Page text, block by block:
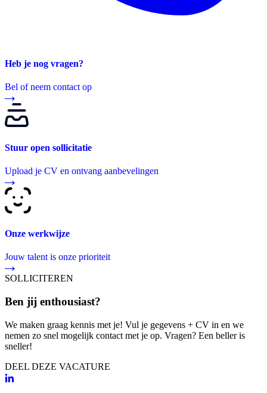
Heb je nog vragen?
Bel of neem contact op
Stuur open sollicitatie
Upload je CV en ontvang aanbevelingen
Onze werkwijze
Jouw talent is onze prioriteit
SOLLICITEREN
Ben jij enthousiast?
We maken graag kennis met je! Vul je gegevens + CV in en we
nemen zo snel mogelijk contact met je op. Vragen? Een beller is
sneller!
DEEL DEZE VACATURE